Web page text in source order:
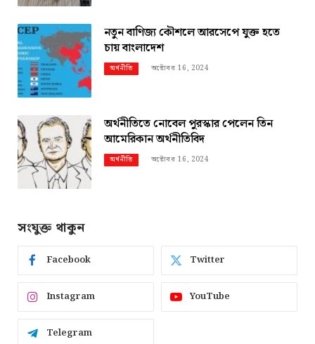
নতুন বাণিজ্য কৌশলে আরসেপে যুক্ত হতে
চায় বাংলাদেশ
অর্থনীতি অক্টোবর 16, 2024
অর্থনীতিতে নোবেল পুরস্কার পেলেন তিন
আমেরিকান অর্থনীতিবিদ
অর্থনীতি অক্টোবর 16, 2024
সংযুক্ত থাকুন
Facebook Twitter
Instagram YouTube
Telegram